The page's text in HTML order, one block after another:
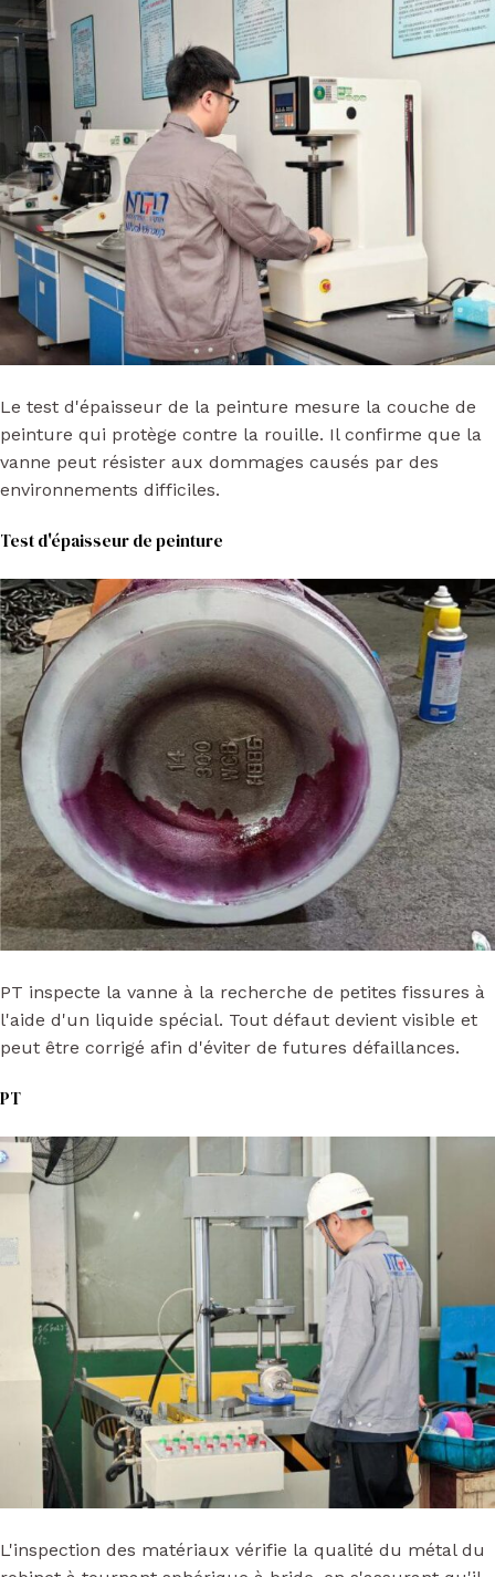
Le test d'épaisseur de la peinture mesure la couche de
peinture qui protège contre la rouille. Il confirme que la
vanne peut résister aux dommages causés par des
environnements difficiles.
Test d'épaisseur de peinture
PT inspecte la vanne à la recherche de petites fissures à
l'aide d'un liquide spécial. Tout défaut devient visible et
peut être corrigé afin d'éviter de futures défaillances.
PT
L'inspection des matériaux vérifie la qualité du métal du